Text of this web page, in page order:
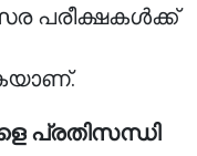
പരീക്ഷകൾക്ക്
പ്രതിസന്ധി